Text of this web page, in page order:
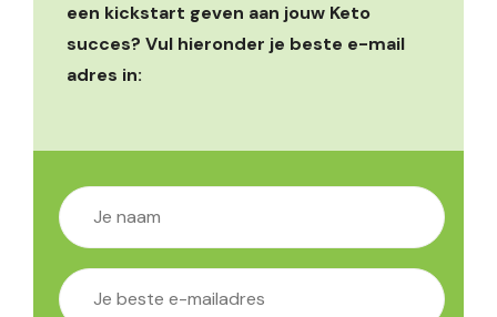
een kickstart geven aan jouw Keto
succes? Vul hieronder je beste e-mail
adres in: